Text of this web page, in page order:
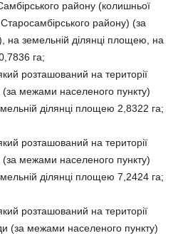
району (колишньої
району) (за
на земельній ділянці площею, на
га;
розташований на території
(за межами населеного пункту)
ділянці площею 2,8322 га;
розташований на території
(за межами населеного пункту)
ділянці площею 7,2424 га;
розташований на території
(за межами населеного пункту)